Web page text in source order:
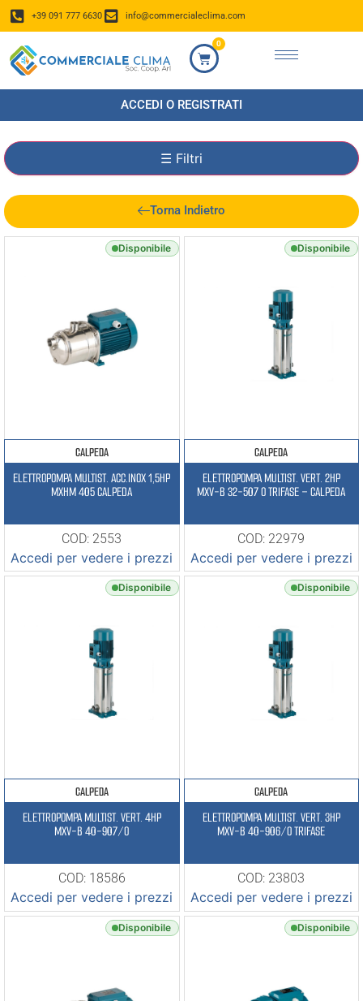
+39 091 777 6630 info@commercialeclima.com
0
ACCEDI O REGISTRATI
Torna Indietro
☰ Filtri
Disponibile
CALPEDA
ELETTROPOMPA MULTIST. ACC.INOX 1,5HP
MXHM 405 CALPEDA
COD: 2553
Accedi per vedere i prezzi
Disponibile
CALPEDA
ELETTROPOMPA MULTIST. VERT. 2HP
MXV-B 32-507 O TRIFASE – CALPEDA
COD: 22979
Accedi per vedere i prezzi
Disponibile
CALPEDA
ELETTROPOMPA MULTIST. VERT. 4HP
MXV-B 40-907/O
COD: 18586
Accedi per vedere i prezzi
Disponibile
CALPEDA
ELETTROPOMPA MULTIST. VERT. 3HP
MXV-B 40-906/O TRIFASE
COD: 23803
Accedi per vedere i prezzi
Disponibile Disponibile